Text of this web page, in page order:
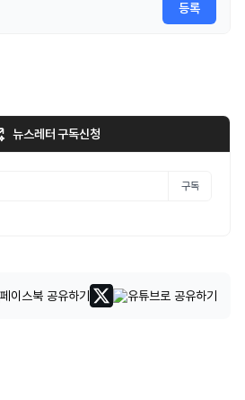
등록
뉴스레터 구독신청
구독